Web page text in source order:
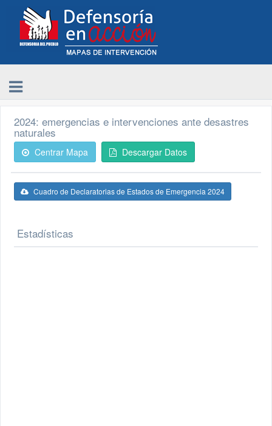
2024: emergencias e intervenciones ante desastres
naturales
Centrar Mapa Descargar Datos
Cuadro de Declaratorias de Estados de Emergencia 2024
Estadísticas